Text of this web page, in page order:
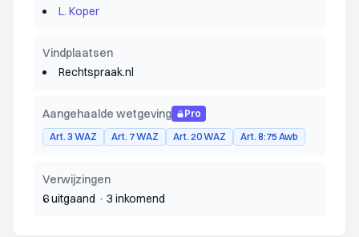
L. Koper
Vindplaatsen
Rechtspraak.nl
Aangehaalde wetgeving
Pro
Art. 3 WAZ
Art. 7 WAZ Art. 20 WAZ Art. 8:75 Awb
Verwijzingen
6 uitgaand · 3 inkomend